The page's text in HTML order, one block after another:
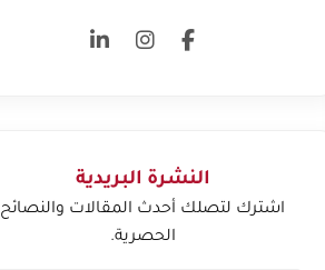
النشرة البريدية
اشترك لتصلك أحدث المقالات والنصائح
الحصرية.